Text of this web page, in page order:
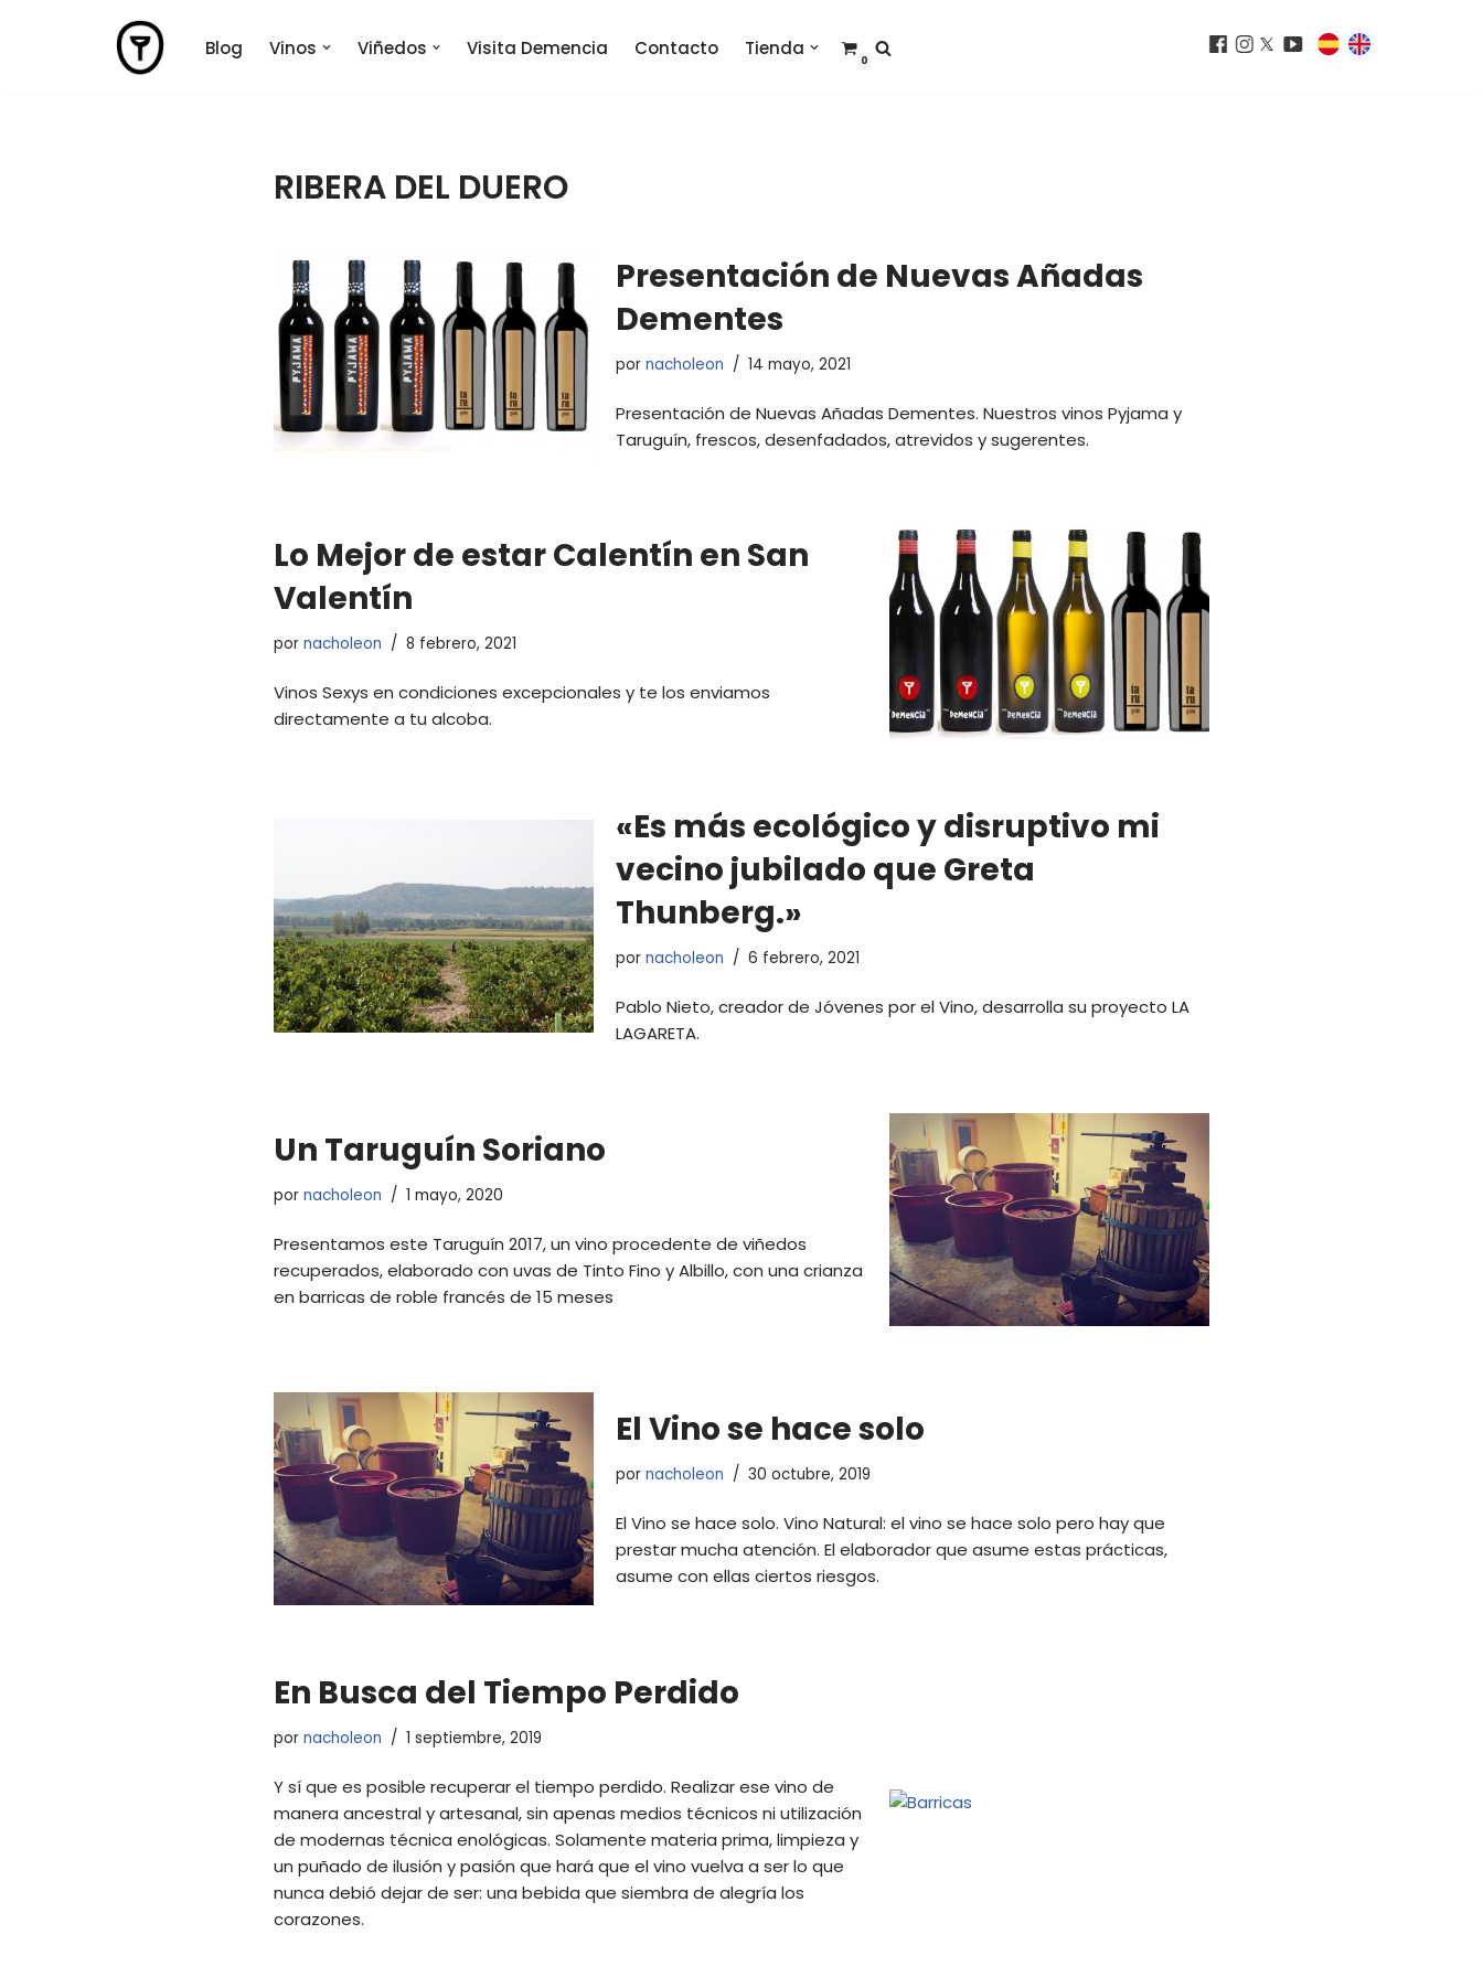
Blog Vinos Viñedos Visita Demencia Contacto Tienda
0
RIBERA DEL DUERO
Presentación de Nuevas Añadas
Dementes
por nacholeon 14 mayo, 2021
Presentación de Nuevas Añadas Dementes. Nuestros vinos Pyjama y
Taruguín, frescos, desenfadados, atrevidos y sugerentes.
Lo Mejor de estar Calentín en San
Valentín
pornacholeon 8 febrero, 2021
Vinos Sexys en condiciones excepcionales y te los enviamos
directamente a tu alcoba.
«Es más ecológico y disruptivo mi
vecino jubilado que Greta
Thunberg.»
por nacholeon 6 febrero, 2021
Pablo Nieto, creador de Jóvenes por el Vino, desarrolla su proyecto LA
LAGARETA.
Un Taruguín Soriano
pornacholeon 1 mayo, 2020
Presentamos este Taruguín 2017, un vino procedente de viñedos
recuperados, elaborado con uvas de Tinto Fino y Albillo, con una crianza
en barricas de roble francés de 15 meses
El Vino se hace solo
por nacholeon 30 octubre, 2019
El Vino se hace solo. Vino Natural: el vino se hace solo pero hay que
prestar mucha atención. El elaborador que asume estas prácticas,
asume con ellas ciertos riesgos.
En Busca del Tiempo Perdido
pornacholeon 1 septiembre, 2019
Y sí que es posible recuperar el tiempo perdido. Realizar ese vino de
manera ancestral y artesanal, sin apenas medios técnicos ni utilización
de modernas técnica enológicas. Solamente materia prima, limpieza y
un puñado de ilusión y pasión que hará que el vino vuelva a ser lo que
nunca debió dejar de ser: una bebida que siembra de alegría los
corazones.